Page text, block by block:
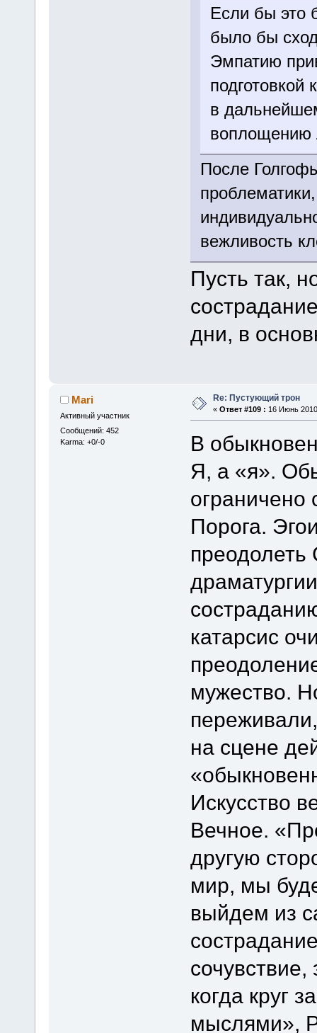
Если бы это
было бы
Эмпатию
подготовкой
в
После
вежливость
Пусть так,
дни, в
Mari
Активный участник
Сообщений: 452
Karma: +0/-0
Re: Пустующий трон
« Ответ #109 : 16 Июнь
В
Я, а «я».
ограничено
Порога.
преодолеть
катарсис
мужество.
на сцене
Искусство
Вечное.
другую
мир, мы
выйдем из
сочувствие,
когда круг
мыслями»,